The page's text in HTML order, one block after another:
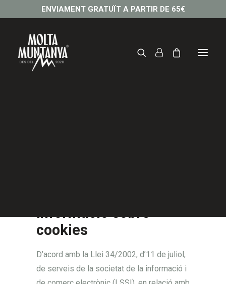
ENVIAMENT GRATUÏT A PARTIR DE 65€
Informació sobre
cookies
D’acord amb la Llei 34/2002, d’11 de juliol,
de serveis de la societat de la informació i